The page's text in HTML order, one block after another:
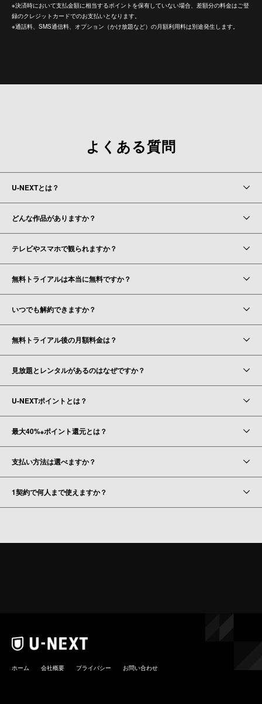
※決済時において支払金額に相当するポイントを保有していない場合、差額分の料金はご登
録のクレジットカードでのお支払いとなります。
※通話料、SMS通信料、オプション（かけ放題など）の月額利用料は別途発生します。
よくある質問
U-NEXTとは？
どんな作品がありますか？
テレビやスマホで観られますか？
無料トライアルは本当に無料ですか？
いつでも解約できますか？
無料トライアル後の月額料金は？
見放題とレンタルがあるのはなぜですか？
U-NEXTポイントとは？
最大40%※ポイント還元とは？
支払い方法は選べますか？
1契約で何人まで使えますか？
ホーム 会社概要 プライバシー お問い合わせ